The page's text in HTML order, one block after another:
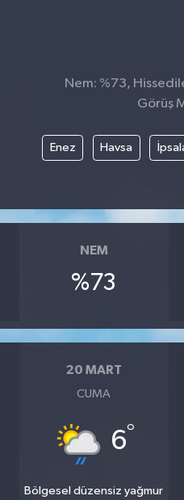
Nem: %73,
Görüş
Enez Havsa
NEM
%73
20 MART
CUMA
6°
Bölgesel düzensiz yağmur